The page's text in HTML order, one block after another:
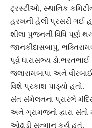
ટ્રસ્ટીઓ, સ્થાનિક
હરખની હેલી પ્રસરી ગઈ
શીલા પુજનની વિધિ પૂર્ણ
જાનકીદાસબાપુ,
પૂર્વ ધારાસભ્ય
જલારામબાપા અને
વિશે પ્રકાશ પાડ્યો હતો.
સંત સંમેલનના પ્રારંભે
અને ગ્રામજનો દ્વારા
ઓઢાડી સન્માન કર્યું હતું.